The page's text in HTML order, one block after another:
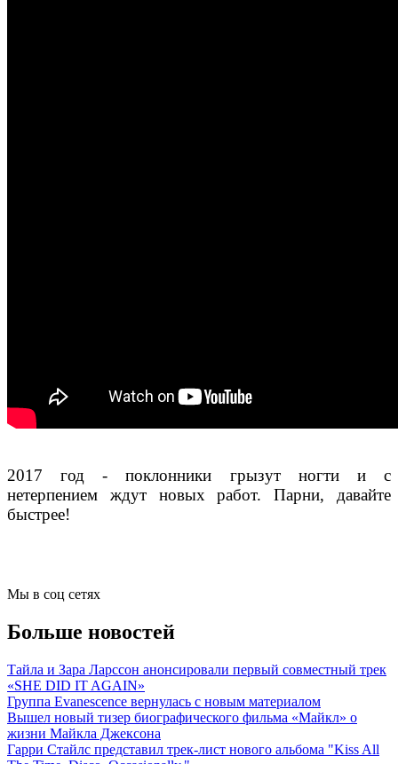
2017 год - поклонники грызут ногти и с
нетерпением ждут новых работ. Парни, давайте
быстрее!
Мы в соц сетях
Больше новостей
Тайла и Зара Ларссон анонсировали первый совместный трек
«SHE DID IT AGAIN»
Группа Evanescence вернулась с новым материалом
Вышел новый тизер биографического фильма «Майкл» о
жизни Майкла Джексона
Гарри Стайлс представил трек-лист нового альбома "Kiss All